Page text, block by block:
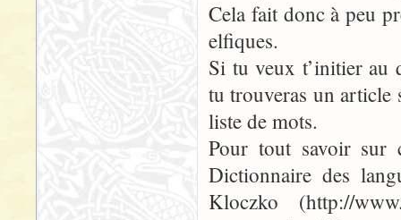
Cela fait donc à peu
elfiques.
Si tu veux t’initier au
tu trouveras un article
liste de mots.
Pour tout savoir sur
Dictionnaire des
Kloczko (http://